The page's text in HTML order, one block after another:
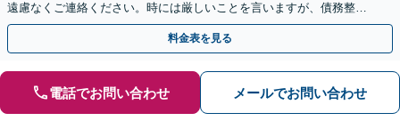
遠慮なくご連絡ください。時には厳しいことを言いますが、債務整理
には相談者様のご協力が必要不可欠です。
料金表を見る
電話でお問い合わせ メールでお問い合わせ